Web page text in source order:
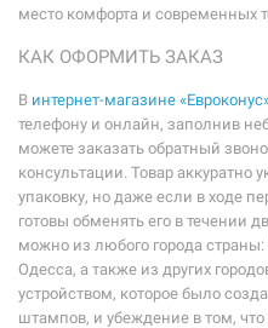
место комфорта и современных
КАК ОФОРМИТЬ ЗАКАЗ
В интернет-магазине
телефону и онлайн, заполнив
можете заказать обратный
консультации. Товар
упаковку, но даже если в ходе
готовы обменять его в течении
можно из любого города
Одесса, а также из других
устройством, которое было
штампов, и убеждение в том,